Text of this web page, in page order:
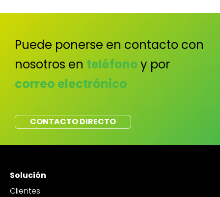
Puede ponerse en contacto con
nosotros en teléfonoy por
correo electrónico
CONTACTO DIRECTO
Solución
Clientes